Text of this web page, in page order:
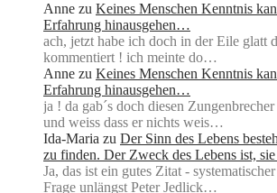
Anne zu Keines Menschen Kenntnis
Erfahrung hinausgehen…
ach, jetzt habe ich doch in der Eile glatt
kommentiert ! ich meinte do…
Anne zu Keines Menschen Kenntnis
Erfahrung hinausgehen…
ja ! da gab´s doch diesen
und weiss dass er nichts weis…
Ida-Maria zu Der Sinn des Lebens
zu finden. Der Zweck des Lebens ist,
Ja, das ist ein gutes Zitat -
Frage unlängst Peter Jedlick…